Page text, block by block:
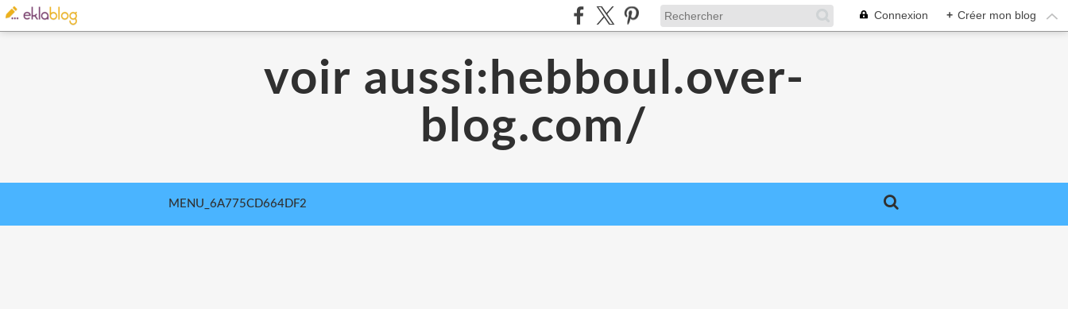
Connexion + Créer mon blog
voir aussi:hebboul.over-
blog.com/
MENU_6A775CD664DF2